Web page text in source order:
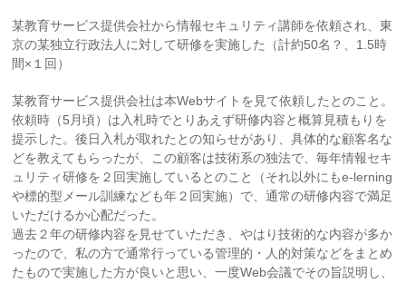
某教育サービス提供会社から情報セキュリティ講師を依頼され、東
京の某独立行政法人に対して研修を実施した（計約50名？、1.5時
間×１回）
某教育サービス提供会社は本Webサイトを見て依頼したとのこと。
依頼時（5月頃）は入札時でとりあえず研修内容と概算見積もりを
提示した。後日入札が取れたとの知らせがあり、具体的な顧客名な
どを教えてもらったが、この顧客は技術系の独法で、毎年情報セキ
ュリティ研修を２回実施しているとのこと（それ以外にもe-lerning
や標的型メール訓練なども年２回実施）で、通常の研修内容で満足
いただけるか心配だった。
過去２年の研修内容を見せていただき、やはり技術的な内容が多か
ったので、私の方で通常行っている管理的・人的対策などをまとめ
たもので実施した方が良いと思い、一度Web会議でその旨説明し、